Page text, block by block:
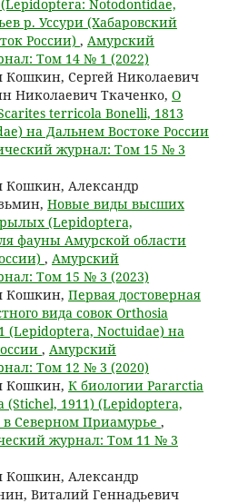
Notodontidae,
р. Уссури (Хабаровский
России) , Амурский
Том 14 № 1 (2022)
Кошкин, Сергей Николаевич
Николаевич Ткаченко, О
terricola Bonelli, 1813
на Дальнем Востоке России
журнал: Том 15 № 3
Кошкин, Александр
Новые виды высших
(Lepidoptera,
фауны Амурской области
, Амурский
Том 15 № 3 (2023)
Кошкин, Первая достоверная
вида совок Orthosia
(Lepidoptera, Noctuidae) на
, Амурский
Том 12 № 3 (2020)
Кошкин, К биологии Pararctia
(Stichel, 1911) (Lepidoptera,
Северном Приамурье ,
журнал: Том 11 № 3
Кошкин, Александр
Виталий Геннадьевич